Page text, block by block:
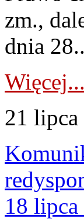
zm.,
dnia
Więcej...
21 lipca
18 lipca